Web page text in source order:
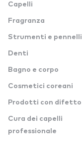
Capelli
Fragranza
Strumenti e pennelli
Denti
Bagno e corpo
Cosmetici coreani
Prodotti con difetto
Cura dei capelli
professionale